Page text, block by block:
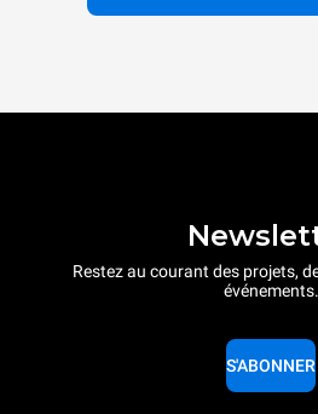
Restez au courant des projets,
événements.
S'ABONNER